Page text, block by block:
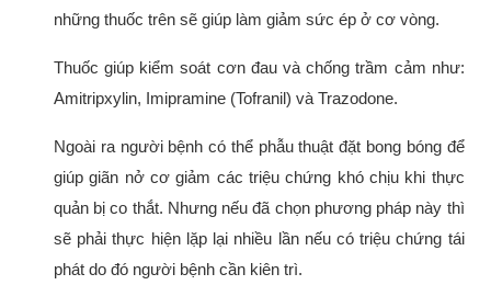
những thuốc trên sẽ giúp làm giảm sức ép ở cơ vòng.
Thuốc giúp kiểm soát cơn đau và chống trầm cảm như:
Amitripxylin, Imipramine (Tofranil) và Trazodone.
Ngoài ra người bệnh có thể phẫu thuật đặt bong bóng để
giúp giãn nở cơ giảm các triệu chứng khó chịu khi thực
quản bị co thắt. Nhưng nếu đã chọn phương pháp này thì
sẽ phải thực hiện lặp lại nhiều lần nếu có triệu chứng tái
phát do đó người bệnh cần kiên trì.